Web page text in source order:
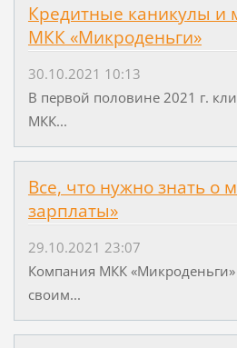
Кредитные каникулы и
МКК «Микроденьги»
30.10.2021 10:13
В первой половине 2021 г.
МКК...
Все, что нужно знать о
зарплаты»
29.10.2021 23:07
Компания МКК «Микроденьги»
своим...